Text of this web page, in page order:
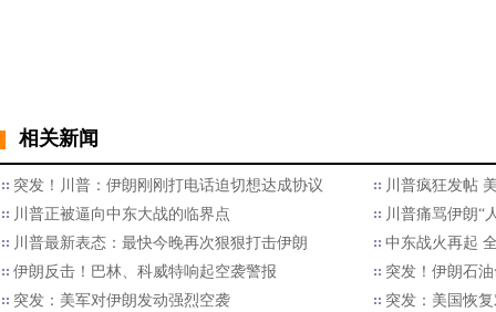
相关新闻
突发！川普：伊朗刚刚打电话迫切想达成协议
川普疯狂发帖
川普正被逼向中东大战的临界点
川普痛骂伊朗“
川普最新表态：最快今晚再次狠狠打击伊朗
中东战火再起
伊朗反击！巴林、科威特响起空袭警报
突发！伊朗石
突发：美军对伊朗发动强烈空袭
突发：美国恢